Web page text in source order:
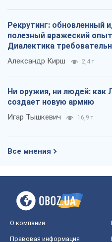
Рекрутинг: обновленный
полезный вражеский
Диалектика
Александр Кирш 2,4 т.
Ни оружия, ни людей: как
создает новую армию
Игар Тышкевич 16,9 т.
Все мнения
О компании
Правовая информация